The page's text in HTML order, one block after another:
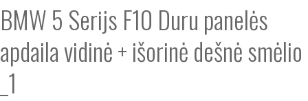
BMW 5 Serijs F10 Duru panelės
apdaila vidinė + išorinė dešnė smėlio
_1